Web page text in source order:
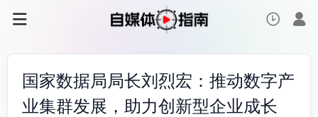
国家数据局局长刘烈宏：推动数字产
业集群发展，助力创新型企业成长